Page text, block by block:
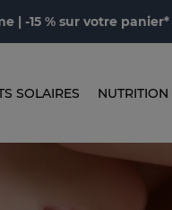
| -15 % sur votre panier*
SOLAIRES NUTRITION